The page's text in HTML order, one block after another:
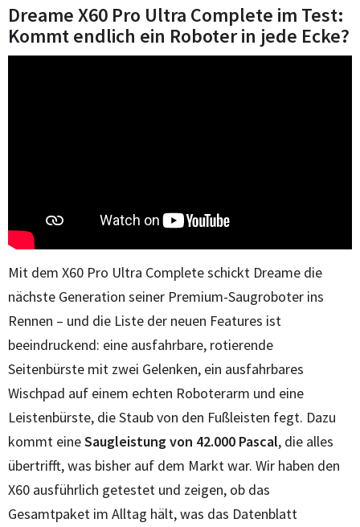
Dreame X60 Pro Ultra Complete im Test:
Kommt endlich ein Roboter in jede Ecke?
Mit dem X60 Pro Ultra Complete schickt Dreame die
nächste Generation seiner Premium-Saugroboter ins
Rennen – und die Liste der neuen Features ist
beeindruckend: eine ausfahrbare, rotierende
Seitenbürste mit zwei Gelenken, ein ausfahrbares
Wischpad auf einem echten Roboterarm und eine
Leistenbürste, die Staub von den Fußleisten fegt. Dazu
kommt eineSaugleistung von 42.000 Pascal, die alles
übertrifft, was bisher auf dem Markt war. Wir haben den
X60 ausführlich getestet und zeigen, ob das
Gesamtpaket im Alltag hält, was das Datenblatt